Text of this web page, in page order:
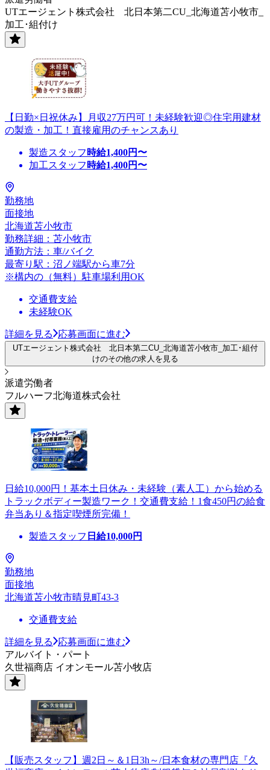
UTエージェント株式会社 北日本第二CU_北海道苫小牧市_
加工･組付け
【日勤×日祝休み】月収27万円可！未経験歓迎◎住宅用建材
の製造・加工！直接雇用のチャンスあり
製造スタッフ 時給1,400円〜
加工スタッフ 時給1,400円〜
勤務地
面接地
北海道苫小牧市
勤務詳細：苫小牧市
通勤方法：車/バイク
最寄り駅：沼ノ端駅から車7分
※構内の（無料）駐車場利用OK
交通費支給
未経験OK
詳細を見る 応募画面に進む
UTエージェント株式会社 北日本第二CU_北海道苫小牧市_加工･組付
けのその他の求人を見る
派遣労働者
フルハーフ北海道株式会社
日給10,000円！基本土日休み・未経験（素人工）から始める
トラックボディー製造ワーク！交通費支給！1食450円の給食
弁当あり＆指定喫煙所完備！
製造スタッフ 日給10,000円
勤務地
面接地
北海道苫小牧市晴見町43-3
交通費支給
詳細を見る
応募画面に進む
アルバイト・パート
久世福商店 イオンモール苫小牧店
【販売スタッフ】週2日～＆1日3h～/日本食材の専門店『久